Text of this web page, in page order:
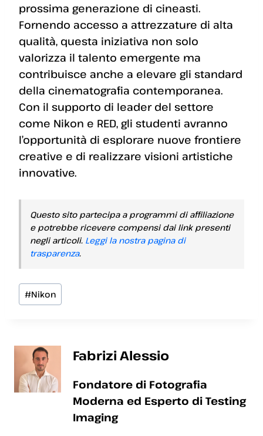
prossima generazione di cineasti.
Fornendo accesso a attrezzature di alta
qualità, questa iniziativa non solo
valorizza il talento emergente ma
contribuisce anche a elevare gli standard
della cinematografia contemporanea.
Con il supporto di leader del settore
come Nikon e RED, gli studenti avranno
l’opportunità di esplorare nuove frontiere
creative e di realizzare visioni artistiche
innovative.
Questo sito partecipa a programmi di affiliazione
e potrebbe ricevere compensi dai link presenti
negli articoli. Leggi la nostra pagina di
trasparenza.
Tag
articolo:
#Nikon
Fabrizi Alessio
Fondatore di Fotografia
Moderna ed Esperto di Testing
Imaging